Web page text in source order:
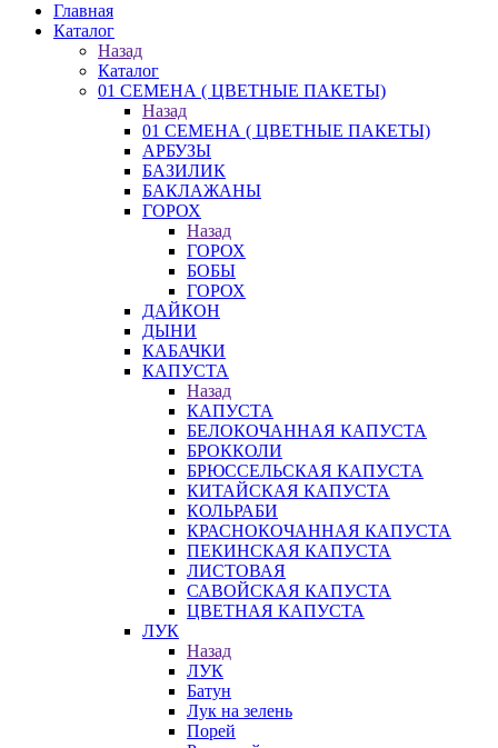
Главная
Каталог
Назад
Каталог
01 СЕМЕНА ( ЦВЕТНЫЕ ПАКЕТЫ)
Назад
01 СЕМЕНА ( ЦВЕТНЫЕ ПАКЕТЫ)
АРБУЗЫ
БАЗИЛИК
БАКЛАЖАНЫ
ГОРОХ
Назад
ГОРОХ
БОБЫ
ГОРОХ
ДАЙКОН
ДЫНИ
КАБАЧКИ
КАПУСТА
Назад
КАПУСТА
БЕЛОКОЧАННАЯ КАПУСТА
БРОККОЛИ
БРЮССЕЛЬСКАЯ КАПУСТА
КИТАЙСКАЯ КАПУСТА
КОЛЬРАБИ
КРАСНОКОЧАННАЯ КАПУСТА
ПЕКИНСКАЯ КАПУСТА
ЛИСТОВАЯ
САВОЙСКАЯ КАПУСТА
ЦВЕТНАЯ КАПУСТА
ЛУК
Назад
ЛУК
Батун
Лук на зелень
Порей